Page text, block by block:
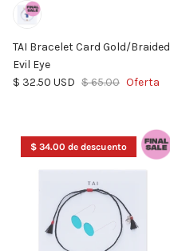
TAI Bracelet Card Gold/Braided
Evil Eye
Precio de venta
$ 32.50 USD Precio normal
$ 65.00 Oferta
$ 34.00 de descuento